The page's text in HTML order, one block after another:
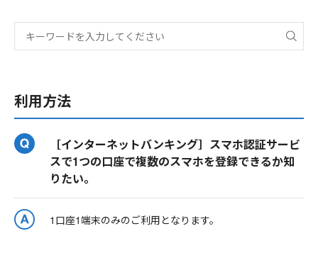
利用方法
［インターネットバンキング］スマホ認証サービ
スで1つの口座で複数のスマホを登録できるか知
りたい。
1口座1端末のみのご利用となります。